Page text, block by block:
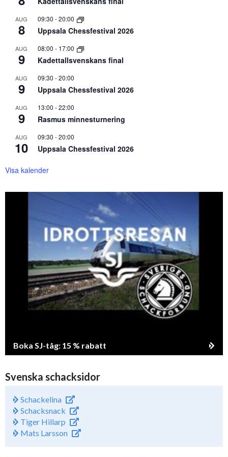
AUG
8
09:30 -20:00
Uppsala Chessfestival 2026
AUG
9
08:00 - 17:00
Kadettallsvenskans final
AUG
9
09:30 -20:00
Uppsala Chessfestival 2026
AUG
9
13:00 -22:00
Rasmus minnesturnering
AUG
10
09:30 -20:00
Uppsala Chessfestival 2026
Visa kalender
Boka SJ-tåg: 15 % rabatt
Svenska schacksidor
Schackelina
Schacksnack
Tiger Hillarp
Mats Larsson